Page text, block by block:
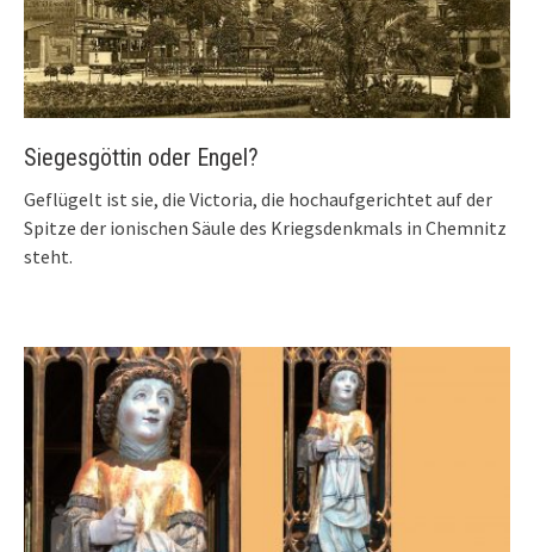
Siegesgöttin oder Engel?
Geflügelt ist sie, die Victoria, die hochaufgerichtet auf der
Spitze der ionischen Säule des Kriegsdenkmals in Chemnitz
steht.